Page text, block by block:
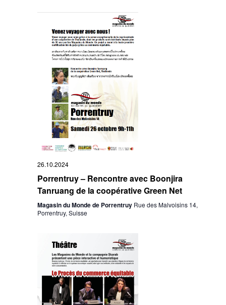
26.10.2024
Porrentruy – Rencontre avec Boonjira
Tanruang de la coopérative Green Net
Magasin du Monde de Porrentruy Rue des Malvoisins 14,
Porrentruy, Suisse